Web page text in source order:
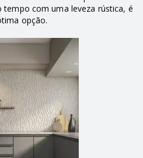
com uma leveza rústica, é
opção.